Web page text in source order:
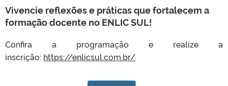
Vivencie reflexões e práticas que fortalecem a
formação docente no ENLIC SUL!
Confira a programação e realize a
inscrição: https://enlicsul.com.br/